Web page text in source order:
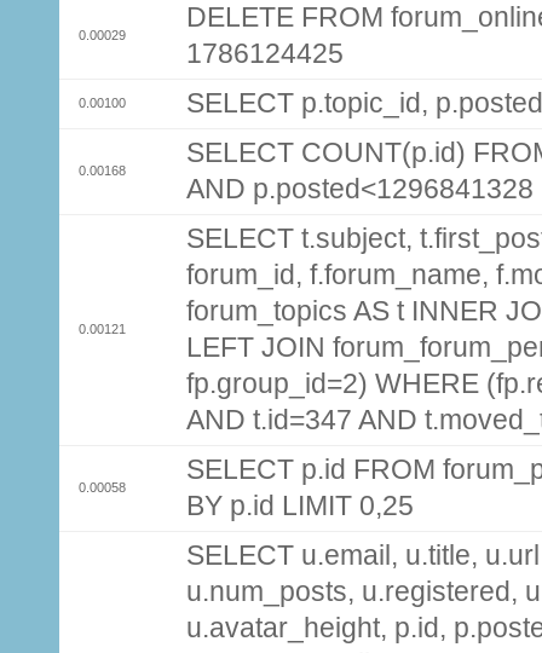
0.00029
DELETE FROM
1786124425
0.00100 SELECT p.topic_id,
0.00168
SELECT COUNT(p.id)
AND p.posted<1296841328
0.00121
SELECT t.subject,
forum_id, f.forum_name,
forum_topics AS t INNER
LEFT JOIN
fp.group_id=2) WHERE
AND t.id=347 AND
0.00058
SELECT p.id FROM
BY p.id LIMIT 0,25
SELECT u.email, u.title,
u.num_posts, u.registered,
u.avatar_height, p.id,